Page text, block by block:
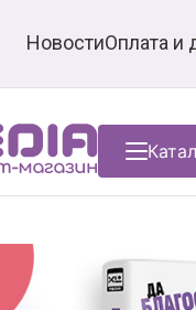
НовостиОплата и